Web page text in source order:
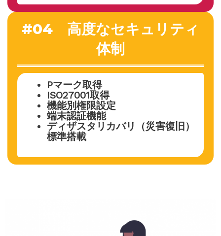
#04 高度なセキュリティ
体制
Pマーク取得
ISO27001取得
機能別権限設定
端末認証機能
ディザスタリカバリ（災害復旧）
標準搭載